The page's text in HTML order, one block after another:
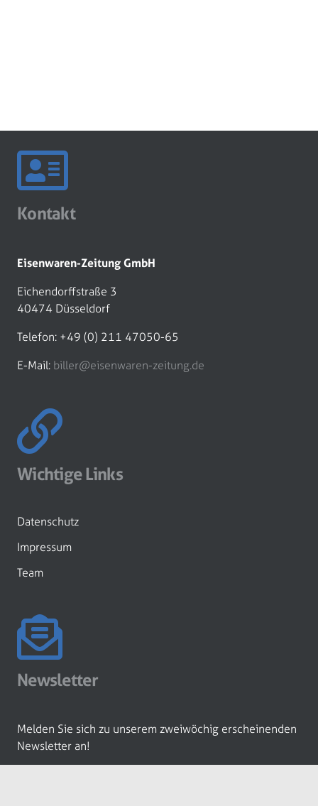
Kontakt
Eisenwaren-Zeitung GmbH
Eichendorffstraße 3
40474 Düsseldorf
Telefon: +49 (0) 211 47050-65
E-Mail: biller@eisenwaren-zeitung.de
Wichtige Links
Datenschutz
Impressum
Team
Newsletter
Melden Sie sich zu unserem zweiwöchig erscheinenden
Newsletter an!